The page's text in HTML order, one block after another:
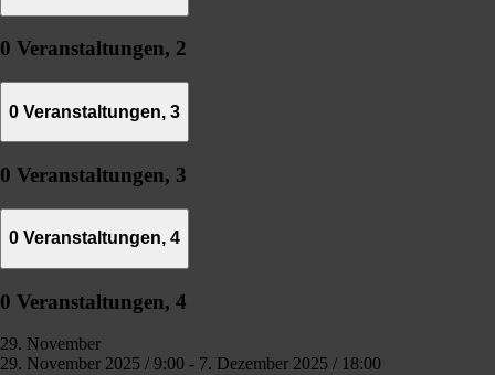
0 Veranstaltungen, 2
0 Veranstaltungen, 3
0 Veranstaltungen, 3
0 Veranstaltungen, 4
0 Veranstaltungen, 4
29. November
29. November 2025 / 9:00 - 7. Dezember 2025 / 18:00